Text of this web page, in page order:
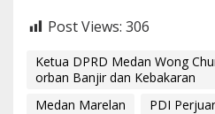
Post Views: 306
Ketua DPRD Medan Wong
orban Banjir dan Kebakaran
Medan Marelan
PDI